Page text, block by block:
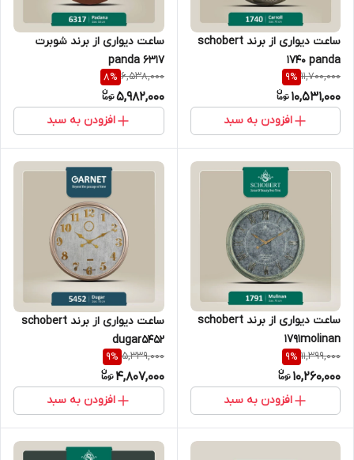
ساعت دیواری از برند schobert
1740 panda
11,700,000
9%
10,531,000
افزودن به سبد
ساعت دیواری از برند شوبرت
6317 panda
6,538,000
8%
5,982,000
افزودن به سبد
ساعت دیواری از برند schobert
1791molinan
11,399,000
9%
10,260,000
افزودن به سبد
ساعت دیواری از برند schobert
dugar5452
5,339,000
9%
4,807,000
افزودن به سبد